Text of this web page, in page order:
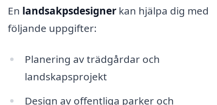
En landsakpsdesigner kan hjälpa dig med
följande uppgifter:
Planering av trädgårdar och
landskapsprojekt
Design av offentliga parker och